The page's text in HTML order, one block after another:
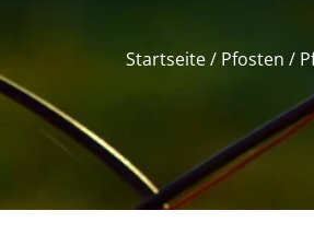
Startseite/ Pfosten /